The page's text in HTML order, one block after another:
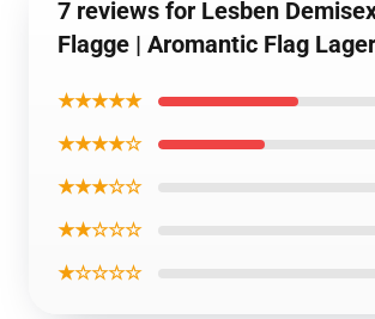
7 reviews for Lesben
Flagge | Aromantic Flag
★★★★★
★★★★☆
★★★☆☆
★★☆☆☆
★☆☆☆☆